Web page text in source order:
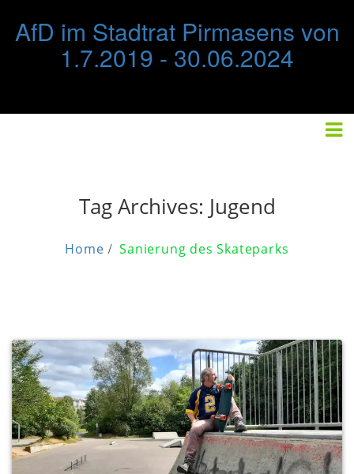
content
AfD im Stadtrat Pirmasens von
1.7.2019 - 30.06.2024
Tag Archives: Jugend
Home Sanierung des Skateparks